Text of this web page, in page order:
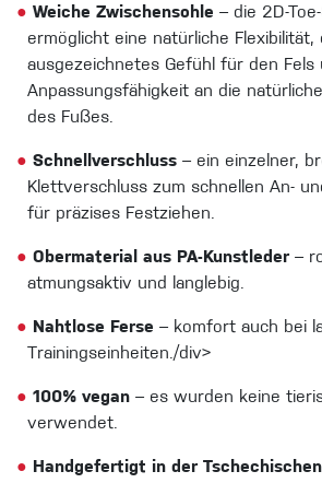
● Weiche Zwischensohle – die 2D-
ermöglicht eine natürliche Flexibilität,
ausgezeichnetes Gefühl für den Fels
Anpassungsfähigkeit an die
des Fußes.
● Schnellverschluss – ein einzelner,
Klettverschluss zum schnellen An-
für präzises Festziehen.
● Obermaterial aus PA-Kunstleder –
atmungsaktiv und langlebig.
● Nahtlose Ferse – komfort auch bei
Trainingseinheiten./div>
● 100% vegan – es wurden keine
verwendet.
● Handgefertigt in der